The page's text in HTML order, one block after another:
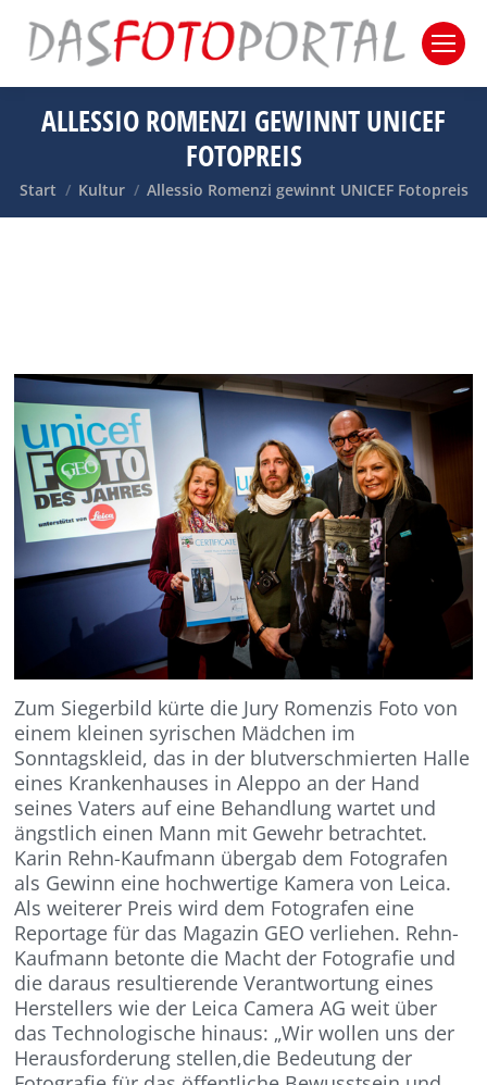
ALLESSIO ROMENZI GEWINNT UNICEF
FOTOPREIS
Sie befinden sich hier:
Start Kultur Allessio Romenzi gewinnt UNICEF Fotopreis
Zum Siegerbild kürte die Jury Romenzis Foto von
einem kleinen syrischen Mädchen im
Sonntagskleid, das in der blutverschmierten Halle
eines Krankenhauses in Aleppo an der Hand
seines Vaters auf eine Behandlung wartet und
ängstlich einen Mann mit Gewehr betrachtet.
Karin Rehn-Kaufmann übergab dem Fotografen
als Gewinn eine hochwertige Kamera von Leica.
Als weiterer Preis wird dem Fotografen eine
Reportage für das Magazin GEO verliehen. Rehn-
Kaufmann betonte die Macht der Fotografie und
die daraus resultierende Verantwortung eines
Herstellers wie der Leica Camera AG weit über
das Technologische hinaus: „Wir wollen uns der
Herausforderung stellen,die Bedeutung der